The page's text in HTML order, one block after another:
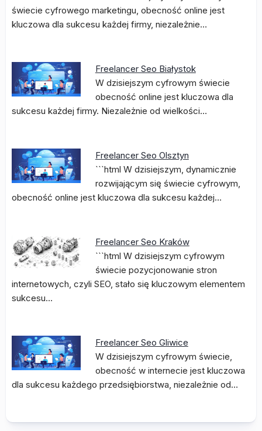
świecie cyfrowego marketingu, obecność online jest
kluczowa dla sukcesu każdej firmy, niezależnie…
Freelancer Seo Białystok
W dzisiejszym cyfrowym świecie
obecność online jest kluczowa dla
sukcesu każdej firmy. Niezależnie od wielkości…
Freelancer Seo Olsztyn
```html W dzisiejszym, dynamicznie
rozwijającym się świecie cyfrowym,
obecność online jest kluczowa dla sukcesu każdej…
Freelancer Seo Kraków
```html W dzisiejszym cyfrowym
świecie pozycjonowanie stron
internetowych, czyli SEO, stało się kluczowym elementem
sukcesu…
Freelancer Seo Gliwice
W dzisiejszym cyfrowym świecie,
obecność w internecie jest kluczowa
dla sukcesu każdego przedsiębiorstwa, niezależnie od…